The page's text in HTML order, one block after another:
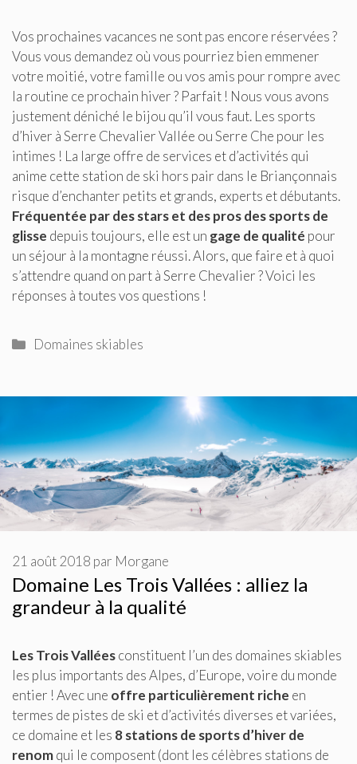
Vos prochaines vacances ne sont pas encore réservées ?
Vous vous demandez où vous pourriez bien emmener
votre moitié, votre famille ou vos amis pour rompre avec
la routine ce prochain hiver ? Parfait ! Nous vous avons
justement déniché le bijou qu’il vous faut. Les sports
d’hiver à Serre Chevalier Vallée ou Serre Che pour les
intimes ! La large offre de services et d’activités qui
anime cette station de ski hors pair dans le Briançonnais
risque d’enchanter petits et grands, experts et débutants.
Fréquentée par des stars et des pros des sports de
glisse depuis toujours, elle est un gage de qualité pour
un séjour à la montagne réussi. Alors, que faire et à quoi
s’attendre quand on part à Serre Chevalier ? Voici les
réponses à toutes vos questions !
Catégories
Domaines skiables
Domaine Les Trois Vallées : alliez la
grandeur à la qualité
21 août 2018 par Morgane
Les Trois Valléesconstituent l’un des domaines skiables
les plus importants des Alpes, d’Europe, voire du monde
entier ! Avec une offre particulièrement riche en
termes de pistes de ski et d’activités diverses et variées,
ce domaine et les 8 stations de sports d’hiver de
renomqui le composent (dont les célèbres stations de